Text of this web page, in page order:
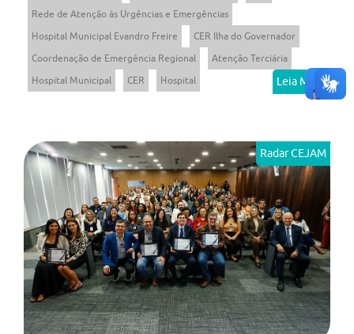
Rede de Atenção às Urgências e Emergências
Hospital Municipal Evandro Freire
CER Ilha do Governador
Coordenação de Emergência Regional
Atenção Terciária
Hospital Municipal
CER Hospital Leia Mais
Radar CEJAM